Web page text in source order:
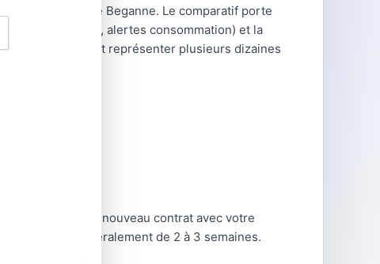
les foyers de Beganne. Le comparatif porte
(espace client, alertes consommation) et la
par kWh peut représenter plusieurs dizaines
de souscrire un nouveau contrat avec votre
délai est généralement de 2 à 3 semaines.